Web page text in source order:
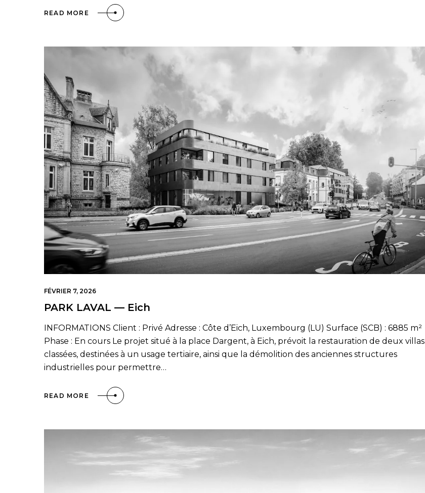
READ MORE
FÉVRIER 7, 2026
PARK LAVAL — Eich
INFORMATIONS Client : Privé Adresse : Côte d’Eich, Luxembourg (LU) Surface (SCB) : 6885 m²
Phase : En cours Le projet situé à la place Dargent, à Eich, prévoit la restauration de deux villas
classées, destinées à un usage tertiaire, ainsi que la démolition des anciennes structures
industrielles pour permettre…
READ MORE